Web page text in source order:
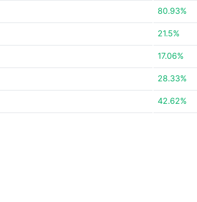
80.93%
21.5%
17.06%
28.33%
42.62%